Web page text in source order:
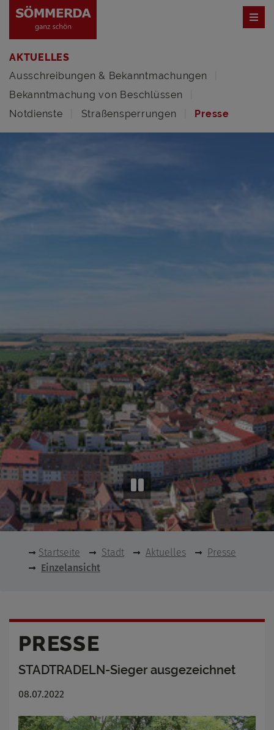
AKTUELLES
Ausschreibungen & Bekanntmachungen
Bekanntmachung von Beschlüssen
Notdienste
Straßensperrungen Presse
Startseite Stadt Aktuelles
Presse
Einzelansicht
PRESSE
STADTRADELN-Sieger ausgezeichnet
08.07.2022